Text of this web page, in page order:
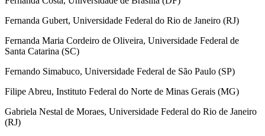
Fernanda Gubert, Universidade Federal do Rio de Janeiro (RJ)
Fernanda Maria Cordeiro de Oliveira, Universidade Federal de
Santa Catarina (SC)
Fernando Simabuco, Universidade Federal de São Paulo (SP)
Filipe Abreu, Instituto Federal do Norte de Minas Gerais (MG)
Gabriela Nestal de Moraes, Universidade Federal do Rio de Janeiro
(RJ)